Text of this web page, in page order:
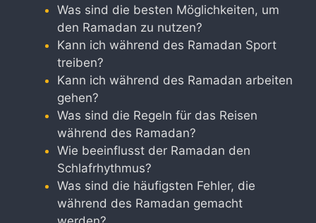
Was sind die besten Möglichkeiten, um
den Ramadan zu nutzen?
Kann ich während des Ramadan Sport
treiben?
Kann ich während des Ramadan arbeiten
gehen?
Was sind die Regeln für das Reisen
während des Ramadan?
Wie beeinflusst der Ramadan den
Schlafrhythmus?
Was sind die häufigsten Fehler, die
während des Ramadan gemacht